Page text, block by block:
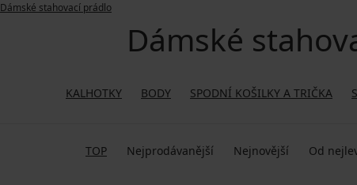
Dámské stahovací prádlo
Dámské
KALHOTKY BODY SPODNÍ KOŠILKY A TRIČKA
TOP Nejprodávanější Nejnovější Od